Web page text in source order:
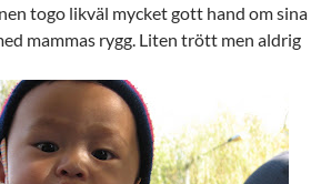
togo likväl mycket gott hand om sina
mammas rygg. Liten trött men aldrig